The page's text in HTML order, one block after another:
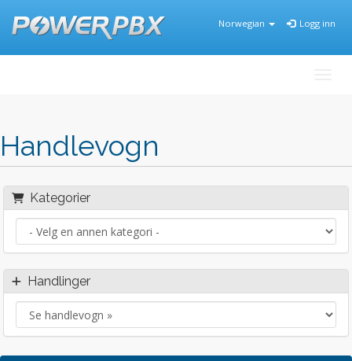
Norwegian Logg inn
Handlevogn
Kategorier
Handlinger